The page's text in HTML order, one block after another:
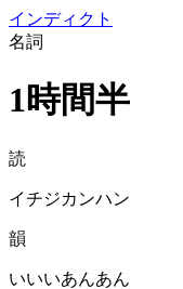
インディクト
名詞
1時間半
読
イチジカンハン
韻
いいいあんあん